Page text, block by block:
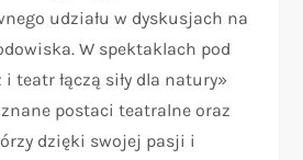
udziału w dyskusjach na
W spektaklach pod
i teatr łączą siły dla natury»
postaci teatralne oraz
dzięki swojej pasji i